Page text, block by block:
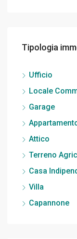
Tipologia
Ufficio
Locale
Garage
Attico
Terreno
Casa
Villa
Capannone